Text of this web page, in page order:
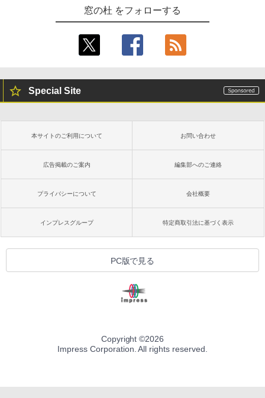
Robloxギフトカード - 1000 Robux 【限
定バーチャルアイテムを含む】 【オンラ
ラインコード版
￥1,600
Microsoft Office Home & Business 202
4(最新 永続版)|オンラインコード版|Wind
￥39,582
Robloxギフトカード - 2,000 Robux 【限
定バーチャルアイテムを含む】 【オンラ
ラインコード版
ト): Java & Bedrock Edition | オンライ
ンコード版
￥3,600
出す プロンプトの言葉 AI画像生成シリー
ズ (はぴーイラストLabo)
￥480
非エンジニア 初心者 素人 でも安心 使い
方 マニュアル AI副業にもコンテンツ作成
にもKindle出版にも！ 非エンジニアのた
￥99
1冊ですべて身につくHTML & CSSとWe
bデザイン入門講座［第2版］
￥1,292
ードウェア・市販ソフトウェアのパーフ
ェクトリストと最新エミュレータ紹介
Amazon Kindle - 目に優しい、かさばら
ない、大きな画面で読みやすい、6週間持
書籍リーダー、ブラック、16GB、広告な
Kindle Paperwhite シグニチャーエディ
るさ自動調整、色調調節ライト、12週間
持続バッテリー、広告なし、メタリック
Amazon Kindle Colorsoft | 16GBストレ
ージ、防水、7インチカラーディスプレ
イ、色調調節ライト、最大8週間持続バッ
テリー、広告無し、ブラック (2025年発
売)
￥31,980
New Amazon Kindle Scribe Colorsoft |
11インチカラーディスプレイ、64GBスト
き、グラファイト
￥115,980
窓の杜 をフォローする
Special Site
本サイトのご利用について お問い合わせ
広告掲載のご案内 編集部へのご連絡
プライバシーについて 会社概要
インプレスグループ 特定商取引法に基づく表示
PC版で見る
Copyright ©2026
Impress Corporation. All rights reserved.